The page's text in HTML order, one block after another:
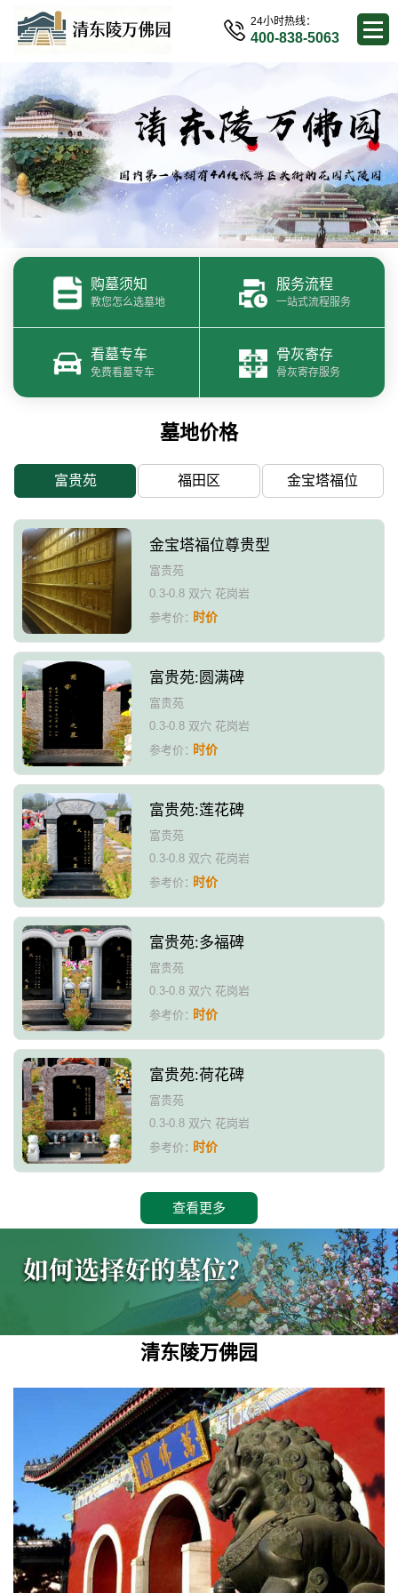
24小时热线：
400-838-5063
购墓须知
教您怎么选墓地
服务流程
一站式流程服务
看墓专车
免费看墓专车
骨灰寄存
骨灰寄存服务
墓地价格
富贵苑 福田区 金宝塔福位
金宝塔福位尊贵型
富贵苑
0.3-0.8 双穴 花岗岩
参考价：时价
富贵苑:圆满碑
富贵苑
0.3-0.8 双穴 花岗岩
参考价：时价
富贵苑:莲花碑
富贵苑
0.3-0.8 双穴 花岗岩
参考价：时价
富贵苑:多福碑
富贵苑
0.3-0.8 双穴 花岗岩
参考价：时价
富贵苑:荷花碑
富贵苑
0.3-0.8 双穴 花岗岩
参考价：时价
查看更多
清东陵万佛园